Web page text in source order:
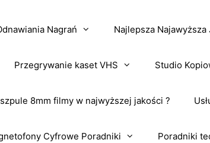
Nagrań Najlepsza
Przegrywanie kaset VHS Studio
8mm filmy w najwyższej jakości ?
Cyfrowe Poradniki Poradniki